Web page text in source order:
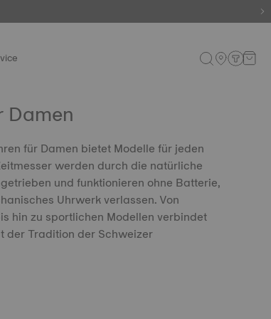
Damen
für Damen bietet Modelle für jeden
werden durch die natürliche
und funktionieren ohne Batterie,
Uhrwerk verlassen. Von
hin zu sportlichen Modellen verbindet
der Tradition der Schweizer